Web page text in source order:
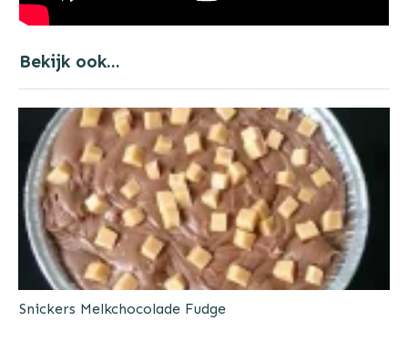
Bekijk ook...
Snickers Melkchocolade Fudge